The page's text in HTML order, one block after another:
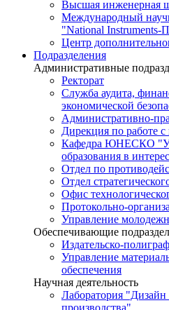
Высшая инженерная
Международный
"National Instruments-
Центр
Подразделения
Административные
Ректорат
Служба аудита,
экономической
Административно-
Дирекция по работе
Кафедра ЮНЕСКО
образования в
Отдел по
Отдел
Офис
Протокольно-
Управление
Обеспечивающие
Издательско-
Управление
обеспечения
Научная деятельность
Лаборатория "Дизайн
производства"